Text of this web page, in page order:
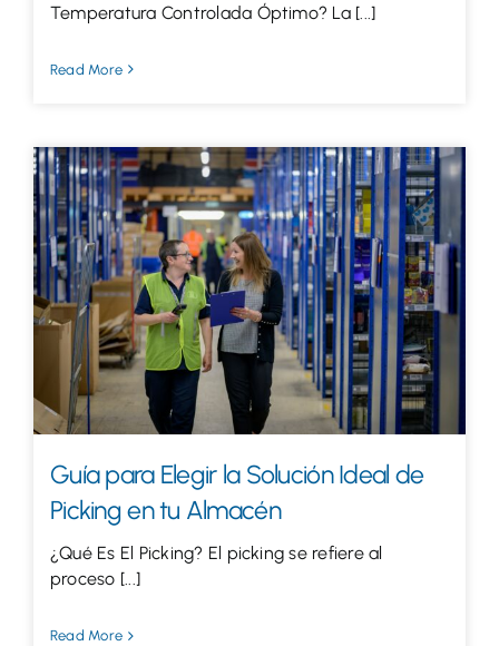
Temperatura Controlada Óptimo? La [...]
Read More
Guía para Elegir la Solución Ideal de
Picking en tu Almacén
¿Qué Es El Picking? El picking se refiere al
proceso [...]
Read More